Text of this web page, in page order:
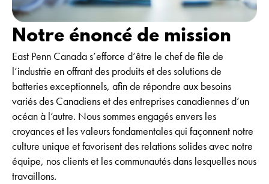
Notre énoncé de mission
East Penn Canada s’efforce d’être le chef de file de
l’industrie en offrant des produits et des solutions de
batteries exceptionnels, afin de répondre aux besoins
variés des Canadiens et des entreprises canadiennes d’un
océan à l’autre. Nous sommes engagés envers les
croyances et les valeurs fondamentales qui façonnent notre
culture unique et favorisent des relations solides avec notre
équipe, nos clients et les communautés dans lesquelles nous
travaillons.